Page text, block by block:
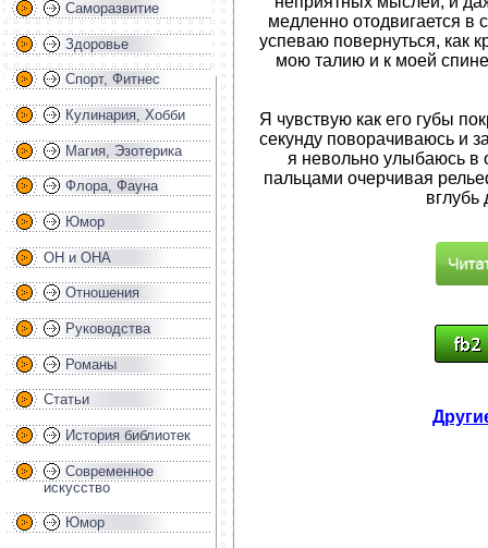
Саморазвитие
Здоровье
Спорт, Фитнес
Кулинария, Хобби
Магия, Эзотерика
Флора, Фауна
Юмор
ОН и ОНА
Отношения
Руководства
Романы
Статьи
История библиотек
Современное
искусство
Юмор
медленно отодвигается в
успеваю повернуться, как
мою талию и к моей
Я чувствую как его губы
секунду поворачиваюсь и
я невольно улыбаюсь в
пальцами очерчивая